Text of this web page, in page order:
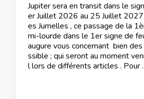
Jupiter sera en transit dans le
er Juillet 2026 au 25 Juillet 2027
es Jumelles , ce passage de la
mi-lourde dans le 1er signe de
augure vous concernant bien
ssible ; qui seront au moment
l lors de différents articles . Pour